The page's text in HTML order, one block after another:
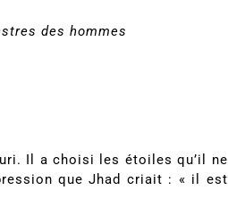
des hommes
Il a choisi les étoiles qu’il ne
que Jhad criait : « il est